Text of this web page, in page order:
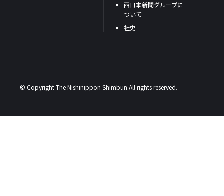
西日本新聞グループに
ついて
社史
© Copyright The Nishinippon Shimbun.All rights reserved.